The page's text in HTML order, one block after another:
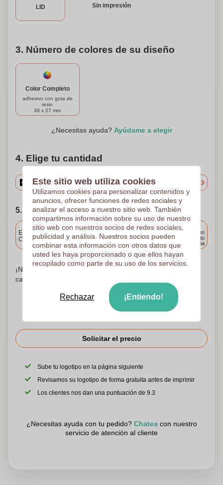
tamaño bolsillo. Disfruta de la frescura y haz una
declaración con tu propio toque único.
LID Sin impresión
3. Número de colores de su diseño
Color Completo
adhesivo con gota de
resin
38 x 27 mm
¿Necesitas ayuda? Ayúdame a elegir
4. Elige tu cantidad
5. Elija su fecha de envío
Incluido
Entrega estándar
Cargue y apruebe sus archivos antes de las 9.30 a.m.
Entrega en
cualquier punto
de España
¡No te preocupes! Simplemente suba sus archivos a la
canasta de compras
Solicitar el precio
Sube tu logotipo en la página siguiente
Revisamos su logotipo de forma gratuita antes de imprimir
Los clientes nos dan una puntuación de 9.3
¿Necesitas ayuda con tu pedido? Chateacon nuestro
servicio de atención al cliente
Este sitio web utiliza cookies
Utilizamos cookies para personalizar contenidos y
anuncios, ofrecer funciones de redes sociales y
analizar el acceso a nuestro sitio web. También
compartimos información sobre su uso de nuestro
sitio web con nuestros socios de redes sociales,
publicidad y análisis. Nuestros socios pueden
combinar esta información con otros datos que
usted les haya proporcionado o que ellos hayan
recopilado como parte de su uso de los servicios.
Rechazar ¡Entiendo!